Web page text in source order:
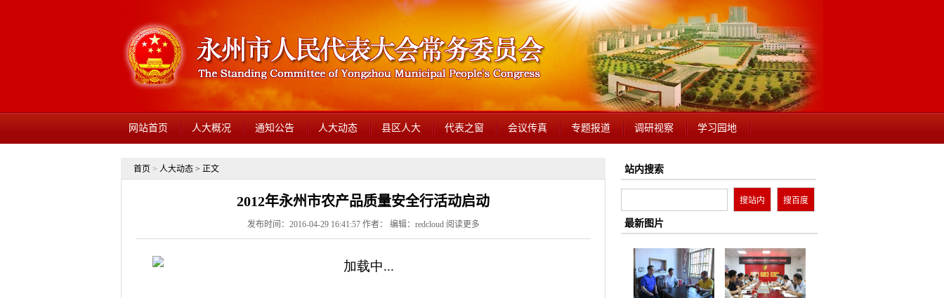
网站首页 人大概况 通知公告 人大动态 县区人大 代表之窗 会议传真 专题报道 调研视察 学习园地
首页 > 人大动态 > 正文
2012年永州市农产品质量安全行活动启动
发布时间：2016-04-29 16:41:57 作者： 编辑：redcloud 阅读更多
站内搜索
最新图片